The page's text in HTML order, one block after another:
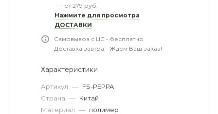
— от 279 руб.
Нажмите для просмотра
ДОСТАВКИ
Самовывоз с ЦС - бесплатно
Доставка завтра - Ждем Ваш заказ!
Характеристики
Артикул — FS-PEPPA
Страна — Китай
Материал — полимер